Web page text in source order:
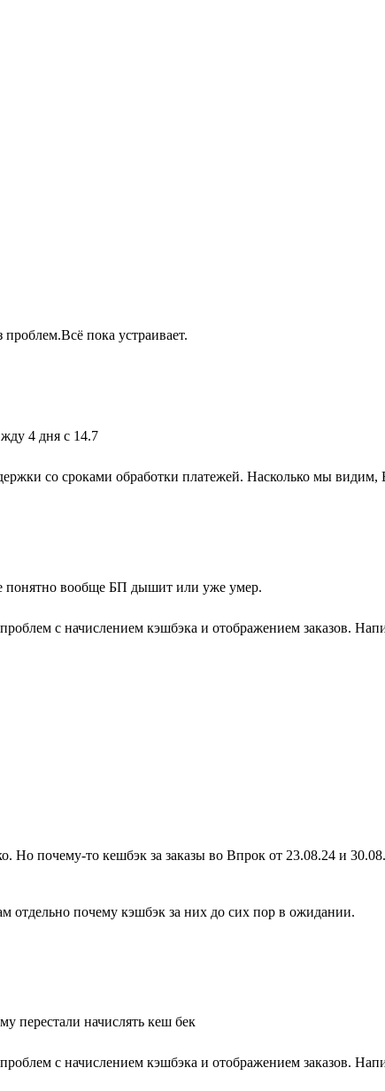
пока устраивает.
4 дня с 14.7
со сроками обработки платежей. Насколько мы видим,
понятно вообще БП дышит или уже умер.
с начислением кэшбэка и отображением заказов.
Но почему-то кешбэк за заказы во Впрок от 23.08.24 и
почему кэшбэк за них до сих пор в ожидании.
перестали начислять кеш бек
с начислением кэшбэка и отображением заказов.